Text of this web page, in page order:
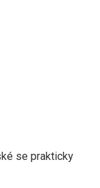
se prakticky